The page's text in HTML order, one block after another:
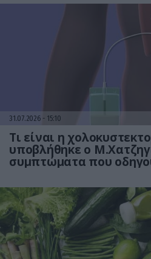
31.07.2026 15:10
Τι είναι η
υποβλήθηκε ο
συμπτώματα που